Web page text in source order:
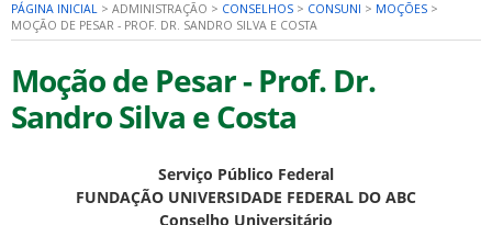
PÁGINA INICIAL > ADMINISTRAÇÃO > CONSELHOS > CONSUNI > MOÇÕES >
MOÇÃO DE PESAR - PROF. DR. SANDRO SILVA E COSTA
Moção de Pesar - Prof. Dr.
Sandro Silva e Costa
Serviço Público Federal
FUNDAÇÃO UNIVERSIDADE FEDERAL DO ABC
Conselho Universitário